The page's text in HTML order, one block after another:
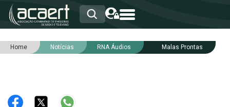
HOME
RNA
Home Notícias RNA Áudios Malas Prontas